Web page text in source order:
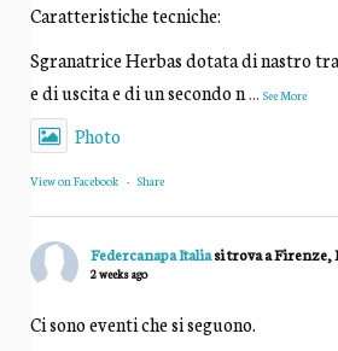
Caratteristiche tecniche:
Sgranatrice Herbas dotata di nastro
e di uscita e di un secondo n... See More
Photo
View on Facebook · Share
Federcanapa Italiasi trova a Firenze,
2 weeks ago
Ci sono eventi che si seguono.